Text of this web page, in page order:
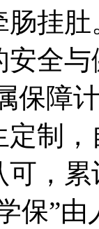
肠挂肚
全
保障
定制
，
保”